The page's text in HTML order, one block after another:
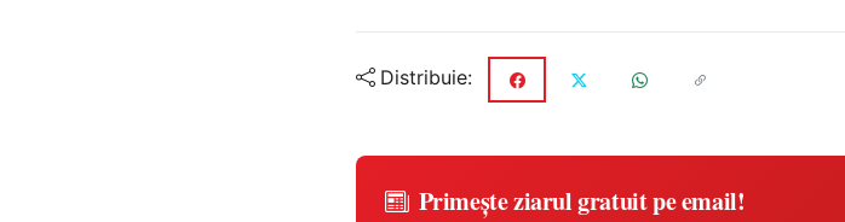
Distribuie:
Primește ziarul gratuit pe email!